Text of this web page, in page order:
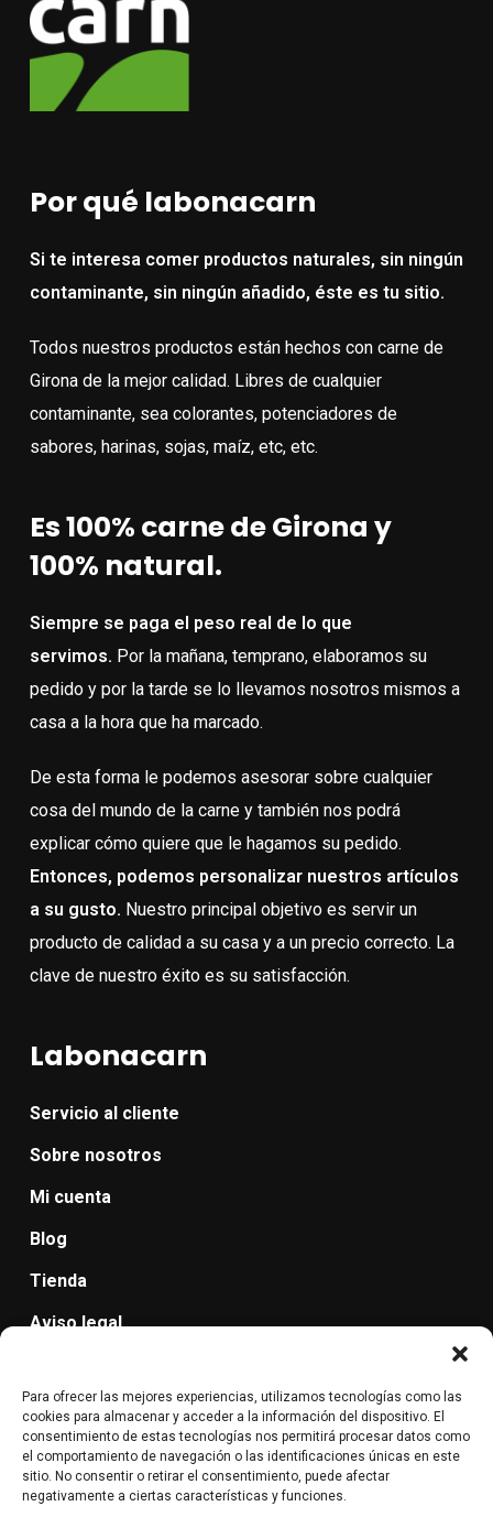
Para ofrecer las mejores experiencias, utilizamos tecnologías como las
cookies para almacenar y acceder a la información del dispositivo. El
consentimiento de estas tecnologías nos permitirá procesar datos como
el comportamiento de navegación o las identificaciones únicas en este
sitio. No consentir o retirar el consentimiento, puede afectar
negativamente a ciertas características y funciones.
Por qué labonacarn
Si te interesa comer productos naturales, sin ningún
contaminante, sin ningún añadido, éste es tu sitio.
Todos nuestros productos están hechos con carne de
Girona de la mejor calidad. Libres de cualquier
contaminante, sea colorantes, potenciadores de
sabores, harinas, sojas, maíz, etc, etc.
Es 100% carne de Girona y
100% natural.
Siempre se paga el peso real de lo que
servimos. Por la mañana, temprano, elaboramos su
pedido y por la tarde se lo llevamos nosotros mismos a
casa a la hora que ha marcado.
De esta forma le podemos asesorar sobre cualquier
cosa del mundo de la carne y también nos podrá
explicar cómo quiere que le hagamos su pedido.
Entonces, podemos personalizar nuestros artículos
a su gusto. Nuestro principal objetivo es servir un
producto de calidad a su casa y a un precio correcto. La
clave de nuestro éxito es su satisfacción.
Labonacarn
Servicio al cliente
Sobre nosotros
Mi cuenta
Blog
Tienda
Aviso legal
Cancelación de pedidos, devolución y reembolso.
Condiciones de Envío: método de entrega, plazos,
costes.